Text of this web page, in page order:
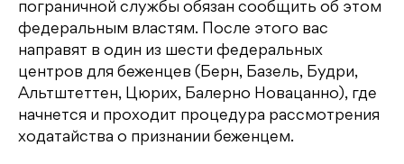
пограничной службы обязан сообщить об этом
федеральным властям. После этого вас
направят в один из шести федеральных
центров для беженцев (Берн, Базель, Будри,
Альтштеттен, Цюрих, Балерно Новацанно), где
начнется и проходит процедура рассмотрения
ходатайства о признании беженцем.